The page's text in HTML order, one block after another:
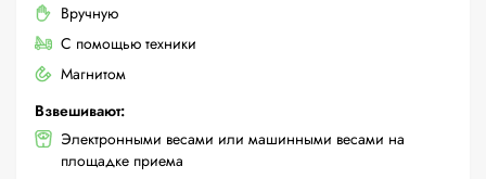
Вручную
С помощью техники
Магнитом
Взвешивают:
Электронными весами или машинными весами на
площадке приема